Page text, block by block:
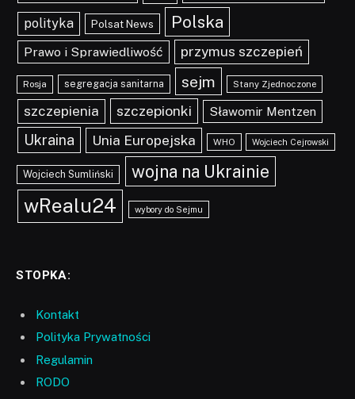
polityka Polsat News Polska
Prawo i Sprawiedliwość przymus szczepień
Rosja segregacja sanitarna sejm Stany Zjednoczone
szczepienia szczepionki Sławomir Mentzen
Ukraina Unia Europejska WHO Wojciech Cejrowski
Wojciech Sumliński wojna na Ukrainie
wRealu24 wybory do Sejmu
STOPKA:
Kontakt
Polityka Prywatności
Regulamin
RODO